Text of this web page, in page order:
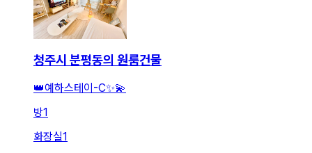
청주시 분평동의 원룸건물
👑예하스테이-C✨💫
방1
화장실1